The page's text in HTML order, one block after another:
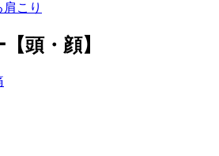
こり
頭・顔】